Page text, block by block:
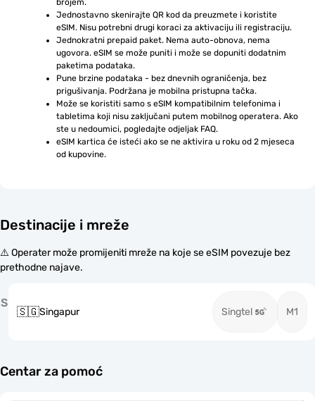
brojem.
Jednostavno skenirajte QR kod da preuzmete i koristite
eSIM. Nisu potrebni drugi koraci za aktivaciju ili registraciju.
Jednokratni prepaid paket. Nema auto-obnova, nema
ugovora. eSIM se može puniti i može se dopuniti dodatnim
paketima podataka.
Pune brzine podataka - bez dnevnih ograničenja, bez
prigušivanja. Podržana je mobilna pristupna tačka.
Može se koristiti samo s eSIM kompatibilnim telefonima i
tabletima koji nisu zaključani putem mobilnog operatera. Ako
ste u nedoumici, pogledajte odjeljak FAQ.
eSIM kartica će isteći ako se ne aktivira u roku od 2 mjeseca
od kupovine.
Destinacije i mreže
⚠️ Operater može promijeniti mreže na koje se eSIM povezuje bez
prethodne najave.
S
🇸🇬Singapur Singtel M1
Centar za pomoć